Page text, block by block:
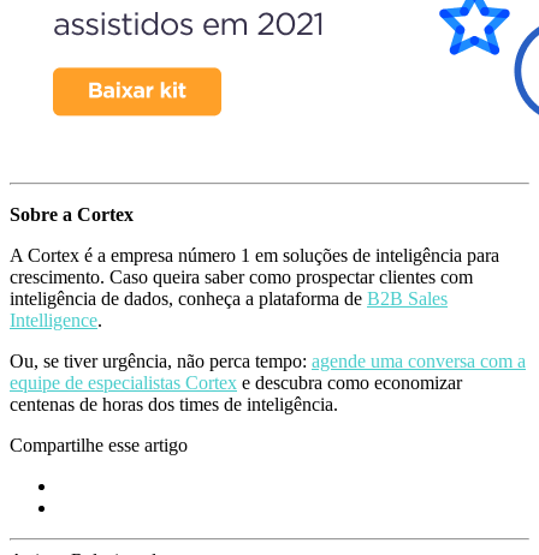
Sobre a Cortex
A Cortex é a empresa número 1 em soluções de inteligência para
crescimento. Caso queira saber como prospectar clientes com
inteligência de dados, conheça a plataforma de B2B Sales
Intelligence.
Ou, se tiver urgência, não perca tempo: agende uma conversa com a
equipe de especialistas Cortex e descubra como economizar
centenas de horas dos times de inteligência.
Compartilhe esse artigo